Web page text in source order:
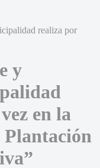
y
en la
Plantación